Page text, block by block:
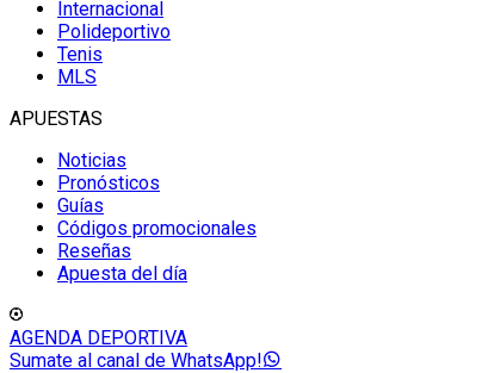
Internacional
Polideportivo
Tenis
MLS
APUESTAS
Noticias
Pronósticos
Guías
Códigos promocionales
Reseñas
Apuesta del día
AGENDA DEPORTIVA
Sumate al canal de WhatsApp!